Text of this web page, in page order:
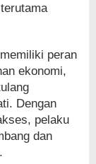
peran
ekonomi,
Dengan
pelaku
dan